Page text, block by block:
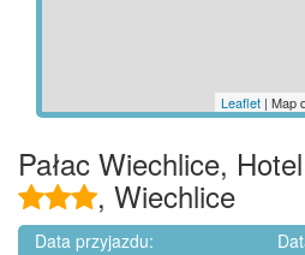
Leaflet | Map
Pałac Wiechlice, Hotel
, Wiechlice
Data przyjazdu: